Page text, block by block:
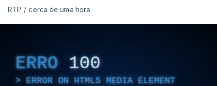
RTP / cerca de uma hora
ERRO 100
ERROR ON HTML5 MEDIA ELEMENT